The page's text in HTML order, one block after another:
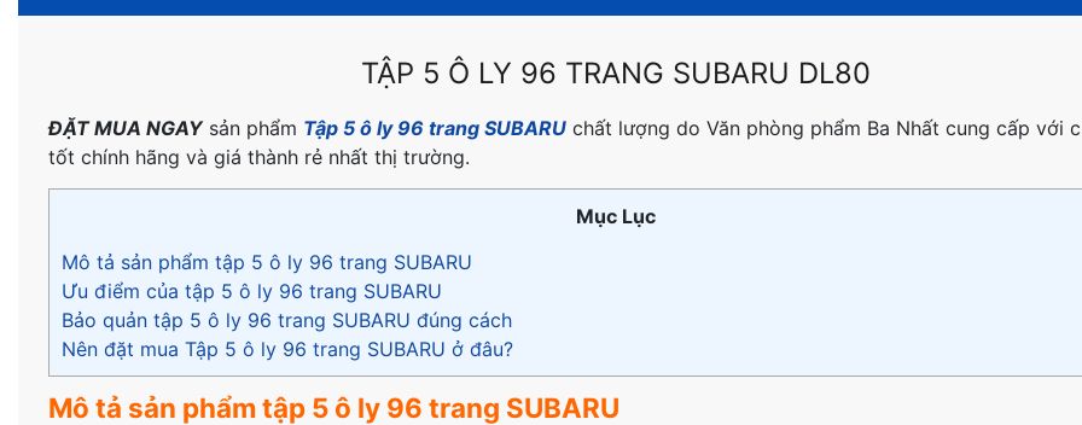
TẬP 5 Ô LY 96 TRANG SUBARU DL80
ĐẶT MUA NGAYsản phẩm Tập 5 ô ly 96 trang SUBARUchất lượng do Văn phòng phẩm Ba Nhất cung cấp với
tốt chính hãng và giá thành rẻ nhất thị trường.
Mục Lục
Mô tả sản phẩm tập 5 ô ly 96 trang SUBARU
Ưu điểm của tập 5 ô ly 96 trang SUBARU
Bảo quản tập 5 ô ly 96 trang SUBARU đúng cách
Nên đặt mua Tập 5 ô ly 96 trang SUBARU ở đâu?
Mô tả sản phẩm tập 5 ô ly 96 trang SUBARU